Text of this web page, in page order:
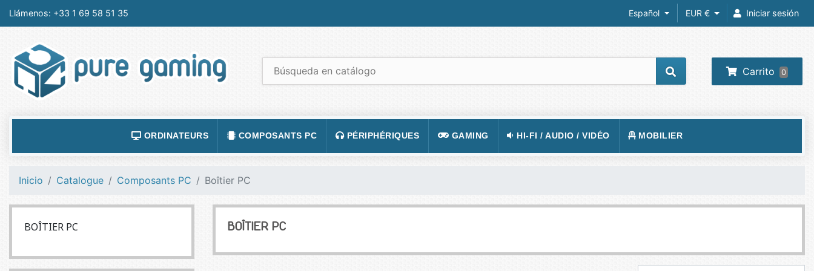
Llámenos: +33 1 69 58 51 35 Español EUR € Iniciar sesión
Carrito 0
ORDINATEURS
ACCESSOIRES ORDINATEURS PORTABLES
TABLETTES
COMPOSANTS PC
ALIMENTATION
CARTE GRAPHIQUE
PÉRIPHÉRIQUES GAMING HI-FI / AUDIO / VIDÉO MOBILIER
Inicio Catalogue Composants PC Boîtier PC
BOÎTIER PC BOÎTIER PC